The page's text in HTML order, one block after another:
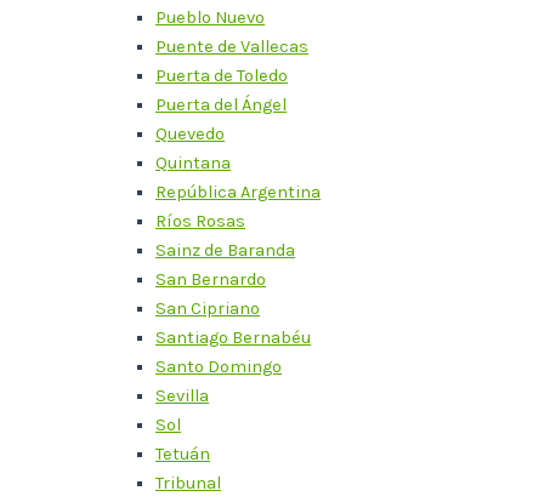
Pueblo Nuevo
Puente de Vallecas
Puerta de Toledo
Puerta del Ángel
Quevedo
Quintana
República Argentina
Ríos Rosas
Sainz de Baranda
San Bernardo
San Cipriano
Santiago Bernabéu
Santo Domingo
Sevilla
Sol
Tetuán
Tribunal